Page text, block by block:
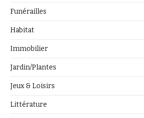
Funérailles
Habitat
Immobilier
Jardin/Plantes
Jeux & Loisirs
Littérature